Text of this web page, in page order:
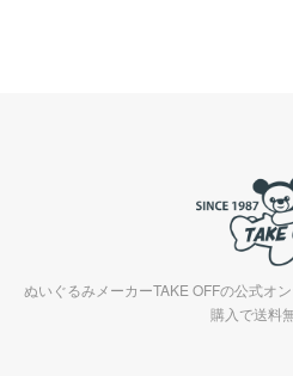
ぬいぐるみメーカーTAKE OFFの公式
購入で送料